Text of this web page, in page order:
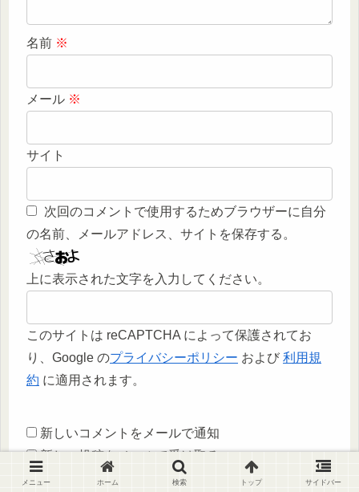
名前 ※
メール ※
サイト
次回のコメントで使用するためブラウザーに自分
の名前、メールアドレス、サイトを保存する。
上に表示された文字を入力してください。
このサイトは reCAPTCHA によって保護されてお
り、Google のプライバシーポリシー および 利用規
約 に適用されます。
新しいコメントをメールで通知
新しい投稿をメールで受け取る
メニュー ホーム 検索 トップ サイドバー